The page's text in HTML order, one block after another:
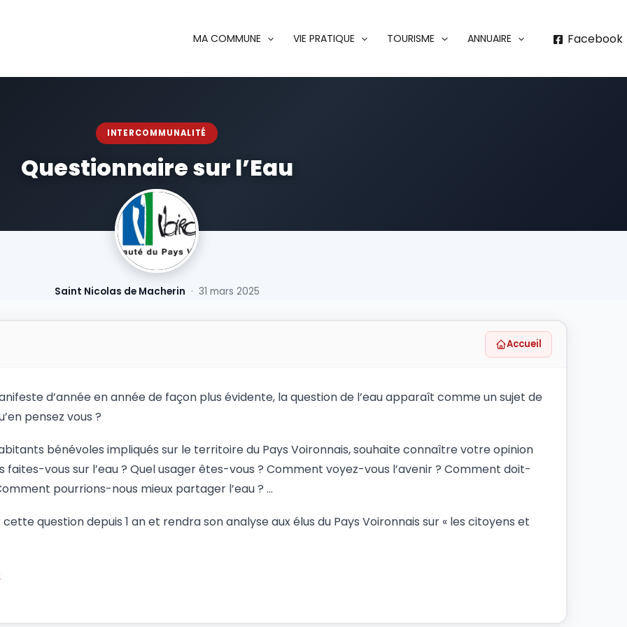
MA COMMUNE VIE PRATIQUE TOURISME ANNUAIRE Facebook
INTERCOMMUNALITÉ
Questionnaire sur l’Eau
Saint Nicolas de Macherin · 31 mars 2025
Accueil
d’année en année de façon plus évidente, la question de l’eau apparaît comme un sujet de
pensez vous ?
bénévoles impliqués sur le territoire du Pays Voironnais, souhaite connaître votre opinion
faites-vous sur l’eau ? Quel usager êtes-vous ? Comment voyez-vous l’avenir ? Comment doit-
pourrions-nous mieux partager l’eau ? …
question depuis 1 an et rendra son analyse aux élus du Pays Voironnais sur « les citoyens et